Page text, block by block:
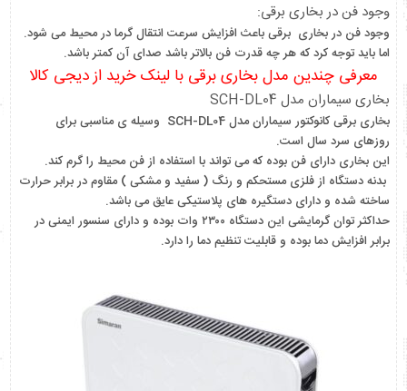
وجود فن در بخاری برقی:
وجود فن در بخاری برقی باعث افزایش سرعت انتقال گرما در محیط می شود.
اما باید توجه کرد که هر چه قدرت فن بالاتر باشد صدای آن کمتر باشد.
معرفی چندین مدل بخاری برقی با لینک خرید از دیجی کالا
بخاری سیماران مدل SCH-DL04
بخاری برقی کانوکتور سیماران مدل SCH-DL04 وسیله ی مناسبی برای
روزهای سرد سال است.
این بخاری دارای فن بوده که می تواند با استفاده از فن محیط را گرم کند.
بدنه دستگاه از فلزی مستحکم و رنگ ( سفید و مشکی ) مقاوم در برابر حرارت
ساخته شده و دارای دستگیره های پلاستیکی عایق می باشد.
حداکثر توان گرمایشی این دستگاه ۲۳۰۰ وات بوده و دارای سنسور ایمنی در
برابر افزایش دما بوده و قابلیت تنظیم دما را دارد.